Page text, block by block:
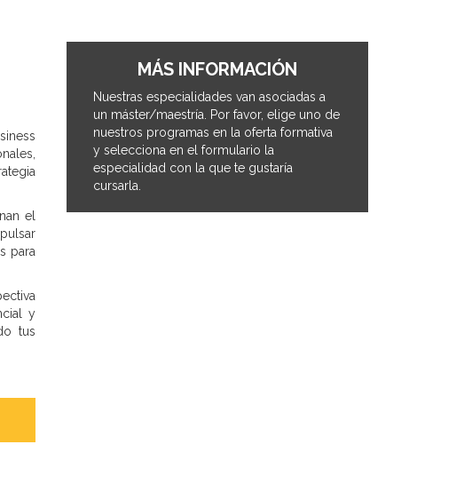
el
para
y
tus
MÁS INFORMACIÓN
Nuestras especialidades van asociadas a
un máster/maestría. Por favor, elige uno de
nuestros programas en la oferta formativa
y selecciona en el formulario la
especialidad con la que te gustaría
cursarla.